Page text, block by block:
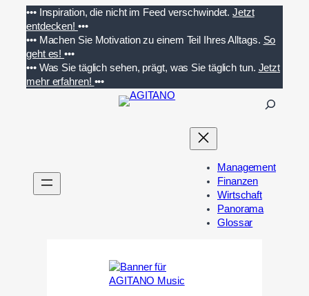
Inhalt
springen
••• Inspiration, die nicht im Feed verschwindet. Jetzt
entdecken! •••
••• Machen Sie Motivation zu einem Teil Ihres Alltags. So
geht es!•••
••• Was Sie täglich sehen, prägt, was Sie täglich tun. Jetzt
mehr erfahren! •••
n
Management
Finanzen
Wirtschaft
Panorama
Glossar